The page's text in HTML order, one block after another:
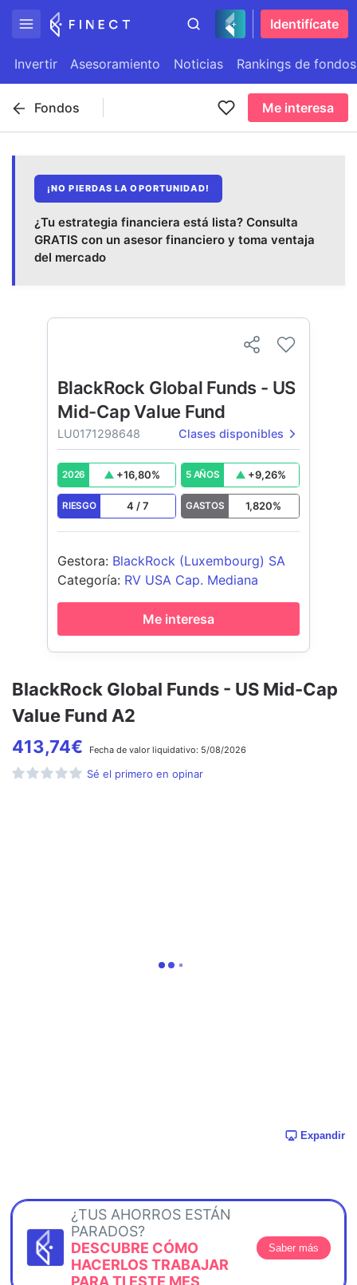
Identifícate
Invertir Asesoramiento Noticias Rankings de fondos
Fondos Me interesa
¡NO PIERDAS LA OPORTUNIDAD!
¿Tu estrategia financiera está lista? Consulta
GRATIS con un asesor financiero y toma ventaja
del mercado
BlackRock Global Funds - US Mid-Cap
Value Fund A2
413,74€ Fecha de valor liquidativo: 5/08/2026
Sé el primero en opinar
Expandir
¿TUS AHORROS ESTÁN
PARADOS?
DESCUBRE CÓMO
HACERLOS TRABAJAR
PARA TI ESTE MES
Saber más
BlackRock Global Funds - US
Mid-Cap Value Fund
LU0171298648 Clases disponibles
2026 +16,80% 5 AÑOS +9,26%
RIESGO 4 /7 GASTOS 1,820%
Gestora: BlackRock (Luxembourg) SA
Categoría: RV USA Cap. Mediana
Me interesa